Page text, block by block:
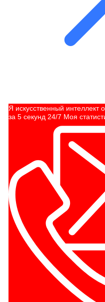
Я искусственный интеллект
за 5 секунд 24/7 Моя